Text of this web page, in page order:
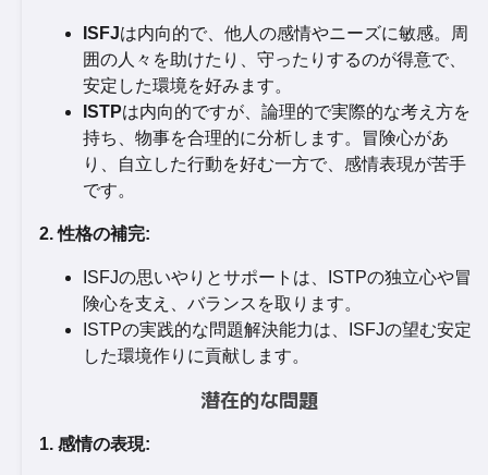
ISFJは内向的で、他人の感情やニーズに敏感。周
囲の人々を助けたり、守ったりするのが得意で、
安定した環境を好みます。
ISTPは内向的ですが、論理的で実際的な考え方を
持ち、物事を合理的に分析します。冒険心があ
り、自立した行動を好む一方で、感情表現が苦手
です。
2. 性格の補完:
ISFJの思いやりとサポートは、ISTPの独立心や冒
険心を支え、バランスを取ります。
ISTPの実践的な問題解決能力は、ISFJの望む安定
した環境作りに貢献します。
潜在的な問題
1. 感情の表現: